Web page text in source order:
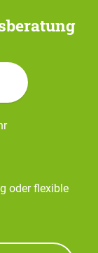
oder flexible